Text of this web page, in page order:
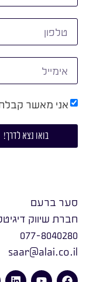
אני מאשר
בואו נצא לדרך!
סער ברעם
חברת שיווק
077-8040280
saar@alai.co.il